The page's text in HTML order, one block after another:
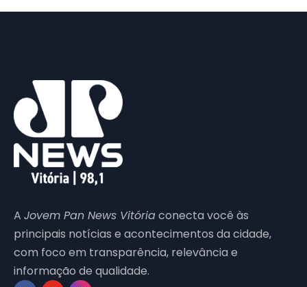
A Jovem Pan News Vitóriaconecta você às
principais notícias e acontecimentos da cidade,
com foco em transparência, relevância e
informação de qualidade.